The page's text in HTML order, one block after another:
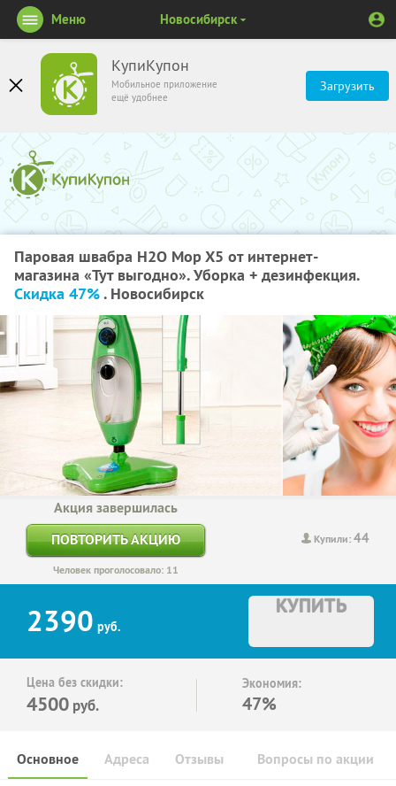
КупиКупон
Мобильное приложение
ещё удобнее
Загрузить
Меню Новосибирск
Паровая швабра H2O Mop X5 от интернет-
магазина «Тут выгодно». Уборка + дезинфекция.
Скидка 47%. Новосибирск
Купили:44
Акция завершилась
ПОВТОРИТЬ АКЦИЮ
Человек проголосовало: 11
2390 руб.
КУПИТЬ
Цена без скидки:
4500 руб.
Экономия:
47%
Основное Отзывы Вопросы по акции
Адреса